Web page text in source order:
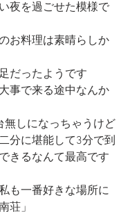
夜を過ごせた模様で
お料理は素晴らしか
だったようです
事で来る途中なんか
無しになっちゃうけど
分に堪能して3分で到
きるなんて最高です
も一番好きな場所に
荘」